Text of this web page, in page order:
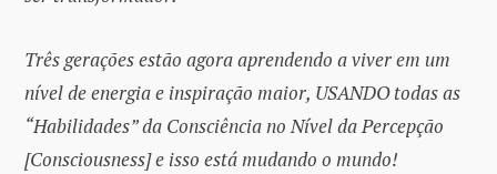
Três gerações estão agora aprendendo a viver em um
nível de energia e inspiração maior, USANDO todas as
“Habilidades” da Consciência no Nível da Percepção
[Consciousness] e isso está mudando o mundo!